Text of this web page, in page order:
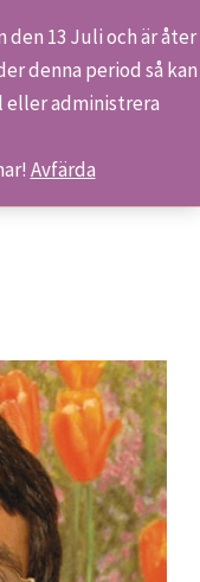
den 13 Juli och är åter
denna period så kan
eller administrera
Avfärda